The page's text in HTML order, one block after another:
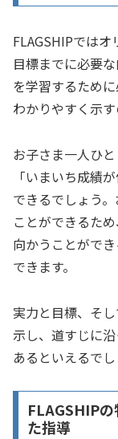
FLAGSHIPではオ
目標までに必要
を学習するため
わかりやすく示す
お子さま一人ひ
「いまいち成績
できるでしょう
ことができるた
向かうことがで
できます。
実力と目標、そ
示し、道すじに
あるといえるでし
FLAGSHIP
た指導